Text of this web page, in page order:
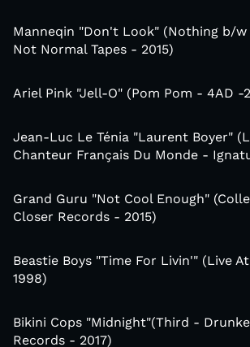
Manneqin ‎"Don't Look" (Nothing b/
Not Normal Tapes - 2015)
Ariel Pink "Jell-O" (Pom Pom - 4AD -
Jean-Luc Le Ténia "Laurent Boyer"
Chanteur Français Du Monde -
Grand Guru "Not Cool Enough"
Closer Records - 2015)
Beastie Boys "Time For Livin'" (Live
1998)
Bikini Cops "Midnight"(Third -
Records - 2017)